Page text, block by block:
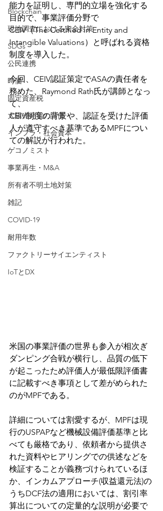
Blockchain
現地調査における安全対策
SDGs
公民連携
時価
固定資産税
太陽光発電の評価
インフラ・社会資本
ゲコノミスト
事業再生・M&A
所有者不明土地対策
雑記
COVID-19
耐用年数
ファクトリーサイエンティスト
IoTとDX
能力を証明し、専門的立場を強化する
目的で、事業評価分野で
CEIV（The Certified in Entity and
Intangible Valuations）と呼ばれる資格
制度を導入した。
今回、CEIV認証策定でASAの責任者を
務めた、Raymond Rath氏が講師となっ
て、
CEIV制度の背景や、認証を受けた評価
人が遵守すべき基準であるMPFについ
ての解説が行われた。
米国の事業評価の世界も参入が相次ぎ
ダンピング合戦が横行し、品質の低下
が起こったため評価人が最低限評価書
に記載すべき事項として差がめられた
のがMPFである。
詳細については割愛するが、MPFは現
行のUSPAPなど機械設備評価基準と比
べても厳格であり、依頼者から提供さ
れた資料やヒアリングでの供述などを
検証することが義務づけられているほ
か、インカムアプローチ(収益還元法)の
うちDCF法の適用においては、割引率
算出についての定量的な説明が必要で